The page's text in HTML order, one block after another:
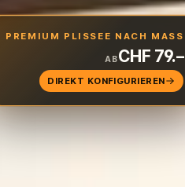
PREMIUM PLISSEE NACH MASS
ABCHF 79.–
DIREKT KONFIGURIEREN